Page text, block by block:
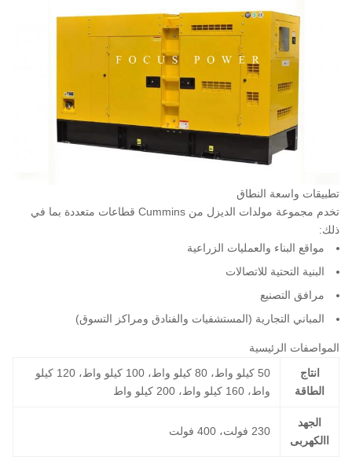
تطبيقات واسعة النطاق
تخدم مجموعة مولدات الديزل من Cummins قطاعات متعددة بما في
ذلك:
مواقع البناء والعمليات الزراعية
البنية التحتية للاتصالات
مرافق التصنيع
المباني التجارية (المستشفيات والفنادق ومراكز التسوق)
المواصفات الرئيسية
انتاج
الطاقة
50 كيلو واط، 80 كيلو واط، 100 كيلو واط، 120 كيلو
واط، 160 كيلو واط، 200 كيلو واط
الجهد
االكهربى
230 فولت، 400 فولت